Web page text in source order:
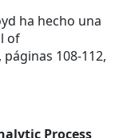
ha hecho una
of
108-112,
Process